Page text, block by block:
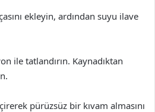
ekleyin, ardından suyu ilave
ile tatlandırın. Kaynadıktan
pürüzsüz bir kıvam almasını